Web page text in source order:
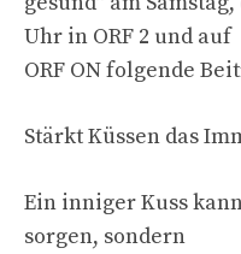
Uhr in ORF 2 und auf
ORF ON folgende
Stärkt Küssen das
Ein inniger Kuss
sorgen, sondern